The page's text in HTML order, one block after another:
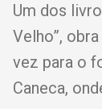
Um dos
Velho”,
vez para o
Caneca,